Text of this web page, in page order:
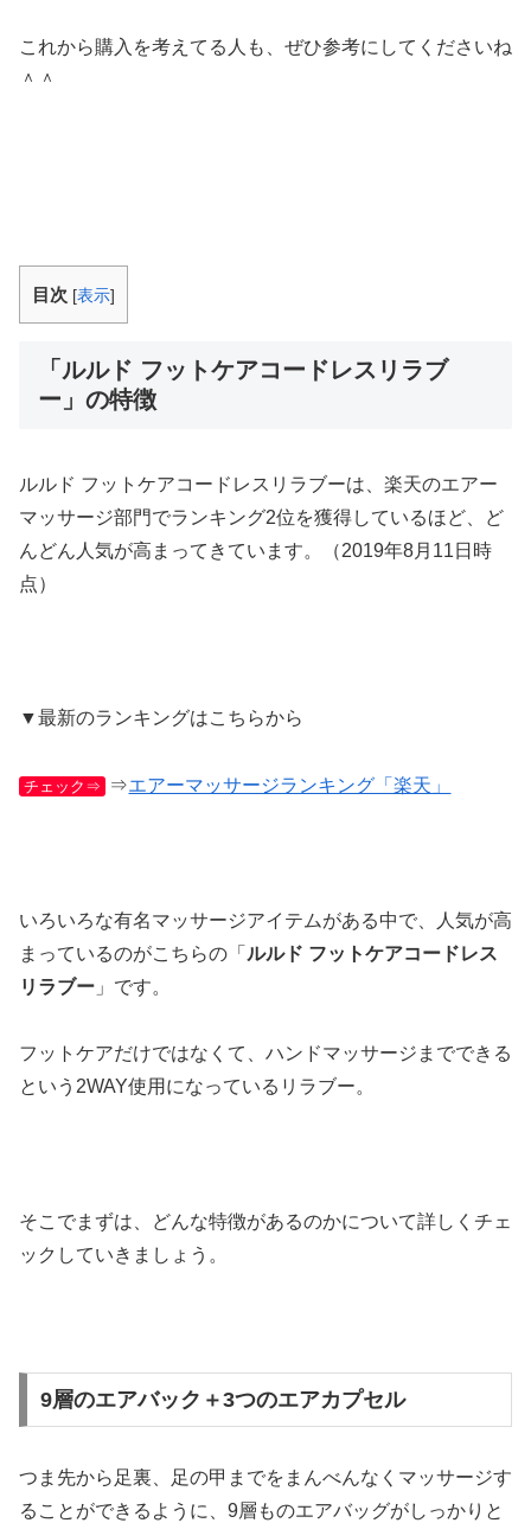
これから購入を考えてる人も、ぜひ参考にしてくださいね
＾＾
目次 [表示]
「ルルド フットケアコードレスリラブ
ー」の特徴
ルルド フットケアコードレスリラブーは、楽天のエアー
マッサージ部門でランキング2位を獲得しているほど、ど
んどん人気が高まってきています。（2019年8月11日時
点）
▼最新のランキングはこちらから
チェック⇒ ⇒エアーマッサージランキング「楽天」
いろいろな有名マッサージアイテムがある中で、人気が高
まっているのがこちらの「 ルルド フットケアコードレス
リラブー 」です。
フットケアだけではなくて、ハンドマッサージまでできる
という2WAY使用になっているリラブー。
そこでまずは、どんな特徴があるのかについて詳しくチェ
ックしていきましょう。
9層のエアバック＋3つのエアカプセル
つま先から足裏、足の甲までをまんべんなくマッサージす
ることができるように、9層ものエアバッグがしっかりと